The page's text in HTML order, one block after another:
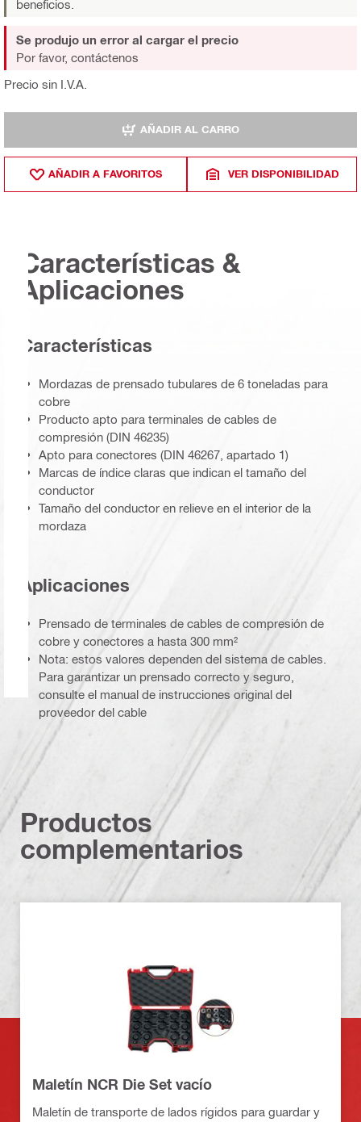
beneficios.
Precio sin I.V.A.
Se produjo un error al cargar el precio
Por favor, contáctenos
AÑADIR AL CARRO
AÑADIR A FAVORITOS VER DISPONIBILIDAD
Características &
Aplicaciones
Características
Mordazas de prensado tubulares de 6 toneladas para
cobre
Producto apto para terminales de cables de
compresión (DIN 46235)
Apto para conectores (DIN 46267, apartado 1)
Marcas de índice claras que indican el tamaño del
conductor
Tamaño del conductor en relieve en el interior de la
mordaza
Aplicaciones
Prensado de terminales de cables de compresión de
cobre y conectores a hasta 300 mm²
Nota: estos valores dependen del sistema de cables.
Para garantizar un prensado correcto y seguro,
consulte el manual de instrucciones original del
proveedor del cable
Productos
complementarios
Maletín NCR Die Set vacío
Maletín de transporte de lados rígidos para guardar y